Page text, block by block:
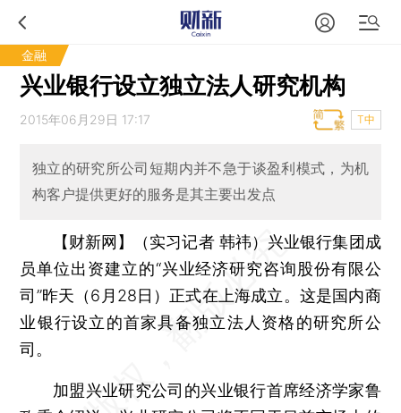
金融
兴业银行设立独立法人研究机构
2015年06月29日 17:17 T中
独立的研究所公司短期内并不急于谈盈利模式，为机
构客户提供更好的服务是其主要出发点
【财新网】（实习记者 韩祎） 兴业银行集团成
员单位出资建立的“兴业经济研究咨询股份有限公
司”昨天（6月28日）正式在上海成立。这是国内商
业银行设立的首家具备独立法人资格的研究所公
司。
加盟兴业研究公司的兴业银行首席经济学家鲁